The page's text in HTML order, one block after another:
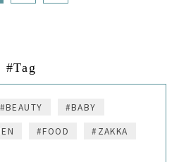
#Tag
#BEAUTY
#BABY
#FOOD
#ZAKKA